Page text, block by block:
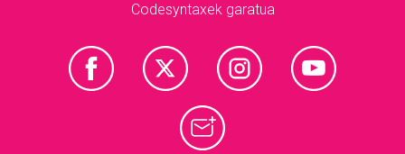
Codesyntaxek garatua